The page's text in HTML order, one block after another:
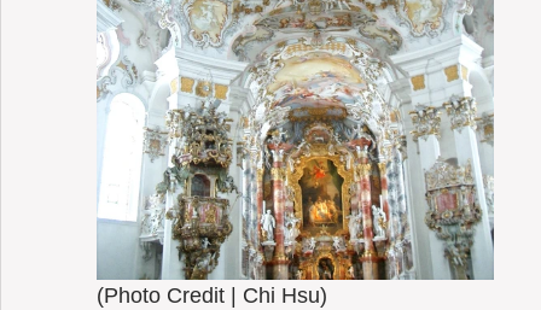
(Photo Credit | Chi Hsu)